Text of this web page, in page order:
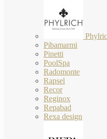
Pibamarmi
Pinetti
PoolSpa
Radomonte
Rapsel
Recor
Reginox
Repabad
Rexa design